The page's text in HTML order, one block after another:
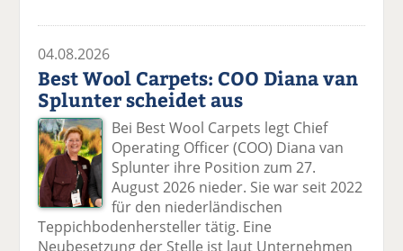
04.08.2026
Best Wool Carpets: COO Diana van
Splunter scheidet aus
Bei Best Wool Carpets legt Chief
Operating Officer (COO) Diana van
Splunter ihre Position zum 27.
August 2026 nieder. Sie war seit 2022
für den niederländischen
Teppichbodenhersteller tätig. Eine
Neubesetzung der Stelle ist laut Unternehmen